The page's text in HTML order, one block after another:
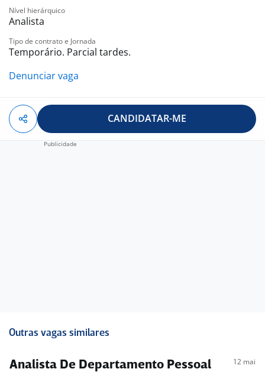
Nível hierárquico
Analista
Tipo de contrato e Jornada
Temporário. Parcial tardes.
Denunciar vaga
CANDIDATAR-ME
Outras vagas similares
Analista De Departamento Pessoal
12 mai